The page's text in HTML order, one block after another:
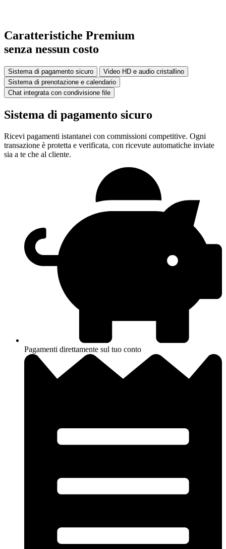
Caratteristiche Premium
senza nessun costo
Sistema di pagamento sicuro
Video HD e audio cristallino
Sistema di prenotazione e calendario
Chat integrata con condivisione file
Sistema di pagamento sicuro
Ricevi pagamenti istantanei con commissioni competitive. Ogni
transazione è protetta e verificata, con ricevute automatiche inviate
sia a te che al cliente.
Pagamenti direttamente sul tuo conto